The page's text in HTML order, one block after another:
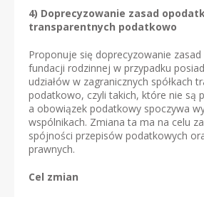
4) Doprecyzowanie zasad
transparentnych podatkowo
Proponuje się doprecyzowanie
fundacji rodzinnej w przypadku
udziałów w zagranicznych spółkach
podatkowo, czyli takich, które nie są
a obowiązek podatkowy spoczywa
wspólnikach. Zmiana ta ma na celu
spójności przepisów podatkowych
prawnych.
Cel zmian